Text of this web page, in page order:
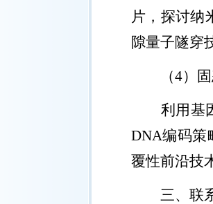
片，探讨纳
隙量子隧穿
（4）
利用基
DNA编码策
覆性前沿技
三、联